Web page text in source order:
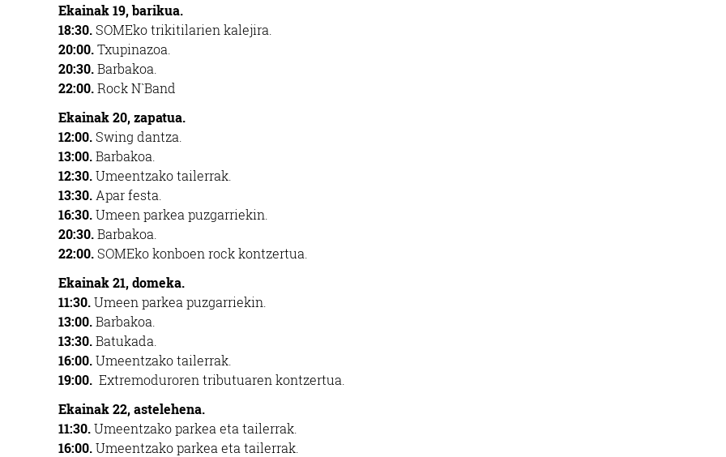
Ekainak 19, barikua.
18:30.SOMEko trikitilarien kalejira.
20:00.Txupinazoa.
20:30.Barbakoa.
22:00.Rock N`Band
Ekainak 20, zapatua.
12:00.Swing dantza.
13:00.Barbakoa.
12:30.Umeentzako tailerrak.
13:30. Apar festa.
16:30.Umeen parkea puzgarriekin.
20:30.Barbakoa.
22:00.SOMEko konboen rock kontzertua.
Ekainak 21, domeka.
11:30.Umeen parkea puzgarriekin.
13:00.Barbakoa.
13:30.Batukada.
16:00.Umeentzako tailerrak.
19:00. Extremoduroren tributuaren kontzertua.
Ekainak 22, astelehena.
11:30.Umeentzako parkea eta tailerrak.
16:00.Umeentzako parkea eta tailerrak.